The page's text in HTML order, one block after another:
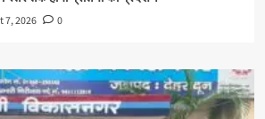
7, 2026 0